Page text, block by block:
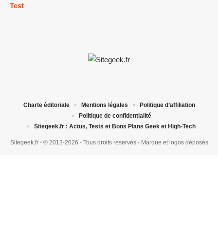
Test
Sitegeek.fr - ® 2013-2026 - Tous droits réservés - Marque et logos déposés
Charte éditoriale Mentions légales
Politique d’affiliation
Politique de confidentialité
Sitegeek.fr : Actus, Tests et Bons Plans Geek et High-Tech